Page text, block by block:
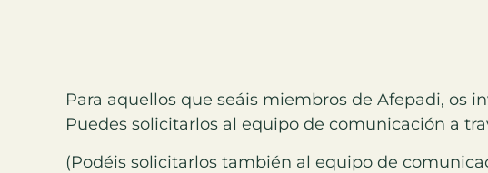
Para aquellos que seáis miembros de Afepadi, os
Puedes solicitarlos al equipo de comunicación a
(Podéis solicitarlos también al equipo de